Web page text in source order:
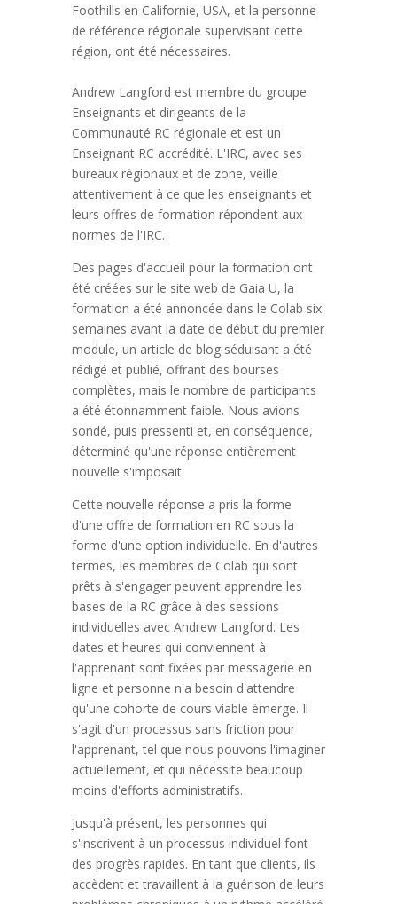
Foothills en Californie, USA, et la personne
de référence régionale supervisant cette
région, ont été nécessaires.
Andrew Langford est membre du groupe
Enseignants et dirigeants de la
Communauté RC régionale et est un
Enseignant RC accrédité. L'IRC, avec ses
bureaux régionaux et de zone, veille
attentivement à ce que les enseignants et
leurs offres de formation répondent aux
normes de l'IRC.
Des pages d'accueil pour la formation ont
été créées sur le site web de Gaia U, la
formation a été annoncée dans le Colab six
semaines avant la date de début du premier
module, un article de blog séduisant a été
rédigé et publié, offrant des bourses
complètes, mais le nombre de participants
a été étonnamment faible. Nous avions
sondé, puis pressenti et, en conséquence,
déterminé qu'une réponse entièrement
nouvelle s'imposait.
Cette nouvelle réponse a pris la forme
d'une offre de formation en RC sous la
forme d'une option individuelle. En d'autres
termes, les membres de Colab qui sont
prêts à s'engager peuvent apprendre les
bases de la RC grâce à des sessions
individuelles avec Andrew Langford. Les
dates et heures qui conviennent à
l'apprenant sont fixées par messagerie en
ligne et personne n'a besoin d'attendre
qu'une cohorte de cours viable émerge. Il
s'agit d'un processus sans friction pour
l'apprenant, tel que nous pouvons l'imaginer
actuellement, et qui nécessite beaucoup
moins d'efforts administratifs.
Jusqu'à présent, les personnes qui
s'inscrivent à un processus individuel font
des progrès rapides. En tant que clients, ils
accèdent et travaillent à la guérison de leurs